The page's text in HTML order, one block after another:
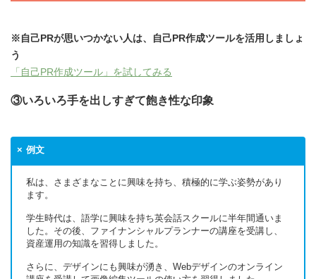
※自己PRが思いつかない人は、自己PR作成ツールを活用しましょ
う
「自己PR作成ツール」を試してみる
③いろいろ手を出しすぎて飽き性な印象
例文
私は、さまざまなことに興味を持ち、積極的に学ぶ姿勢があり
ます。
学生時代は、語学に興味を持ち英会話スクールに半年間通いま
した。その後、ファイナンシャルプランナーの講座を受講し、
資産運用の知識を習得しました。
さらに、デザインにも興味が湧き、Webデザインのオンライン